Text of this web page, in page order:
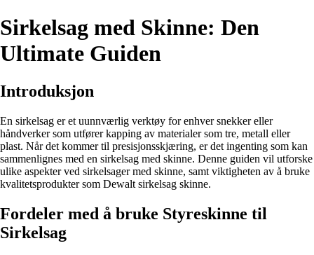
Sirkelsag med Skinne: Den
Ultimate Guiden
Introduksjon
En sirkelsag er et uunnværlig verktøy for enhver snekker eller
håndverker som utfører kapping av materialer som tre, metall eller
plast. Når det kommer til presisjonsskjæring, er det ingenting som kan
sammenlignes med en sirkelsag med skinne. Denne guiden vil utforske
ulike aspekter ved sirkelsager med skinne, samt viktigheten av å bruke
kvalitetsprodukter som Dewalt sirkelsag skinne.
Fordeler med å bruke Styreskinne til
Sirkelsag